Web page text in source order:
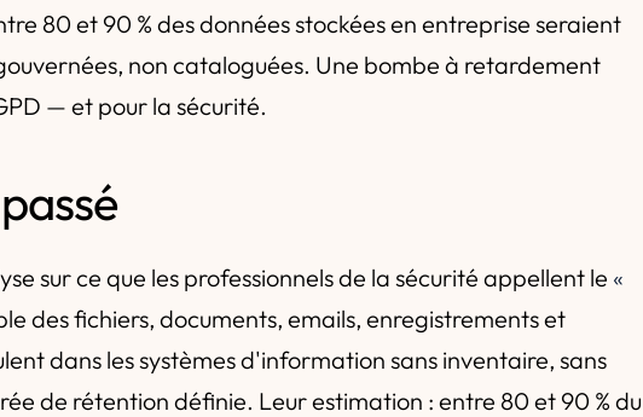
80 et 90 % des données stockées en entreprise seraient
non cataloguées. Une bombe à retardement
— et pour la sécurité.
sur ce que les professionnels de la sécurité appellent le «
des fichiers, documents, emails, enregistrements et
dans les systèmes d'information sans inventaire, sans
de rétention définie. Leur estimation : entre 80 et 90 % du